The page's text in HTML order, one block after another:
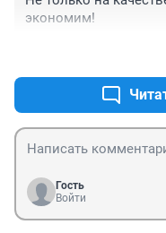
экономим!
Гость
Войти